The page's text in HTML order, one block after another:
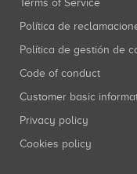
Terms of Service
Política de
Política de gestión de
Code of conduct
Customer basic
Privacy policy
Cookies policy